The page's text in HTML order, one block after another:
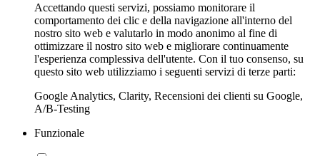
Accettando questi servizi, possiamo monitorare il
comportamento dei clic e della navigazione all'interno del
nostro sito web e valutarlo in modo anonimo al fine di
ottimizzare il nostro sito web e migliorare continuamente
l'esperienza complessiva dell'utente. Con il tuo consenso, su
questo sito web utilizziamo i seguenti servizi di terze parti:
Google Analytics, Clarity, Recensioni dei clienti su Google,
A/B-Testing
Funzionale